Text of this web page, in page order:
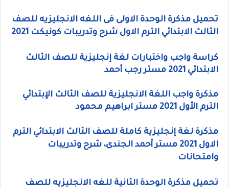
تحميل مذكرة الوحدة الاولى فى اللغه الانجليزيه للصف
الثالث الابتدائي الترم الاول شرح وتدريبات كونيكت 2021
كراسة واجب واختبارات لغة إنجليزية للصف الثالث
الابتدائي 2021 مستر رجب أحمد
مذكرة واجب اللغة الانجليزية للصف الثالث الإبتدائي
الترم الأول 2021 مستر ابراهيم محمود
مذكرة لغة إنجليزية كاملة للصف الثالث الابتدائي الترم
الاول 2021 مستر أحمد الجندى، شرح وتدريبات
وامتحانات
تحميل مذكرة الوحدة الثانية للغه الانجليزيه للصف